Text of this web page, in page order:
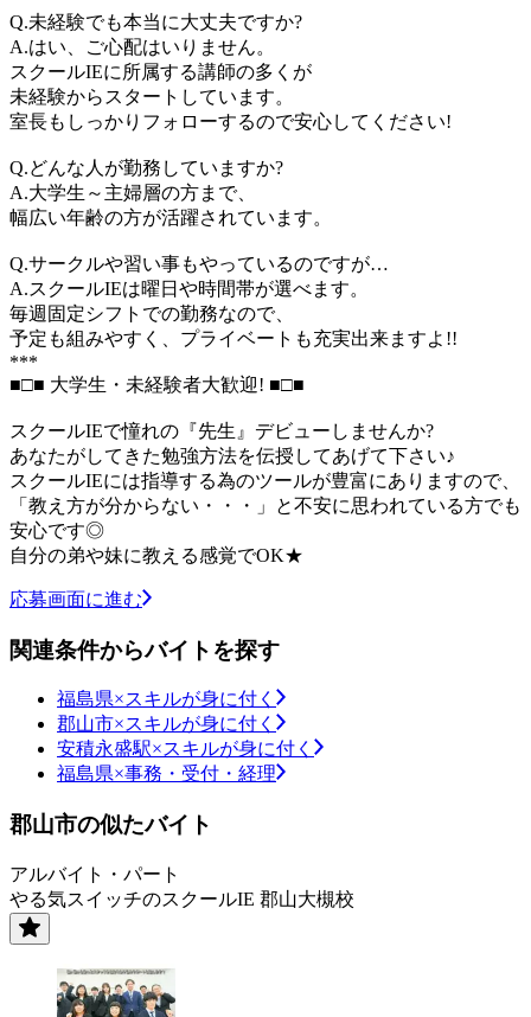
Q.未経験でも本当に大丈夫ですか?
A.はい、ご心配はいりません。
スクールIEに所属する講師の多くが
未経験からスタートしています。
室長もしっかりフォローするので安心してください!
Q.どんな人が勤務していますか?
A.大学生～主婦層の方まで、
幅広い年齢の方が活躍されています。
Q.サークルや習い事もやっているのですが…
A.スクールIEは曜日や時間帯が選べます。
毎週固定シフトでの勤務なので、
予定も組みやすく、プライベートも充実出来ますよ!!
***
■□■ 大学生・未経験者大歓迎! ■□■
スクールIEで憧れの『先生』デビューしませんか?
あなたがしてきた勉強方法を伝授してあげて下さい♪
スクールIEには指導する為のツールが豊富にありますので、
「教え方が分からない・・・」と不安に思われている方でも
安心です◎
自分の弟や妹に教える感覚でOK★
応募画面に進む
関連条件からバイトを探す
福島県×スキルが身に付く
郡山市×スキルが身に付く
安積永盛駅×スキルが身に付く
福島県×事務・受付・経理
郡山市の似たバイト
アルバイト・パート
やる気スイッチのスクールIE 郡山大槻校